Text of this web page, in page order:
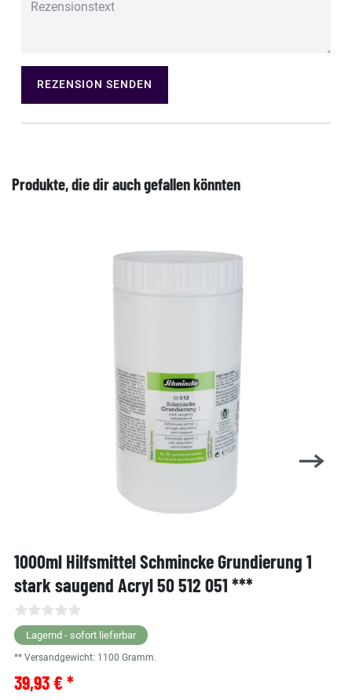
REZENSION SENDEN
Produkte, die dir auch gefallen könnten
1000ml Hilfsmittel Schmincke Grundierung 1
stark saugend Acryl 50 512 051 ***
Lagernd - sofort lieferbar
** Versandgewicht: 1100 Gramm.
39,93 € *